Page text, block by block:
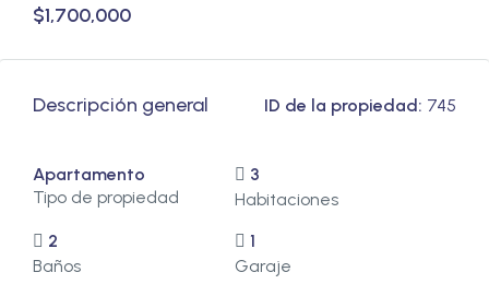
$1,700,000
Descripción general ID de la propiedad: 745
Apartamento
Tipo de propiedad
3
Habitaciones
2
Baños
1
Garaje